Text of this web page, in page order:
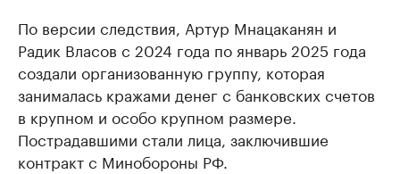
По версии следствия, Артур Мнацаканян и
Радик Власов с 2024 года по январь 2025 года
создали организованную группу, которая
занималась кражами денег с банковских счетов
в крупном и особо крупном размере.
Пострадавшими стали лица, заключившие
контракт с Минобороны РФ.